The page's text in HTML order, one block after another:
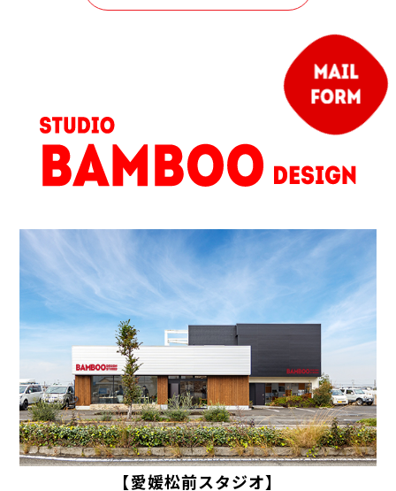
【愛媛松前スタジオ】